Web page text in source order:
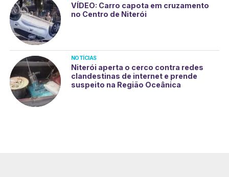
VÍDEO: Carro capota em cruzamento
no Centro de Niterói
NOTÍCIAS
Niterói aperta o cerco contra redes
clandestinas de internet e prende
suspeito na Região Oceânica